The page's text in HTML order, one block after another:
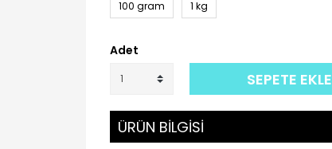
100 gram 1 kg
Adet
SEPETE EKLE
ÜRÜN BİLGİSİ